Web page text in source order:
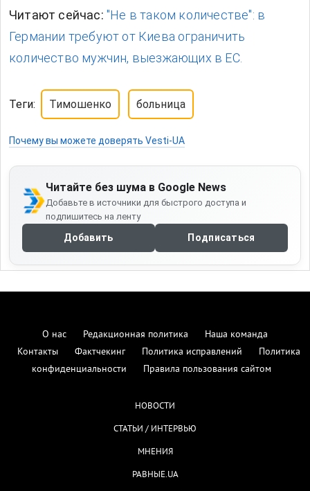
Читают сейчас: "Не в таком количестве": в
Германии требуют от Киева ограничить
количество мужчин, выезжающих в ЕС.
Теги: Тимошенко больница
Почему вы можете доверять Vesti-UA
Читайте без шума в Google News
Добавьте в источники для быстрого доступа и
подпишитесь на ленту
Добавить Подписаться
О нас Редакционная политика
Наша команда
Контакты
Фактчекинг Политика исправлений
Политика
конфиденциальности
Правила пользования сайтом
НОВОСТИ
СТАТЬИ / ИНТЕРВЬЮ
МНЕНИЯ
РАВНЫЕ.UA